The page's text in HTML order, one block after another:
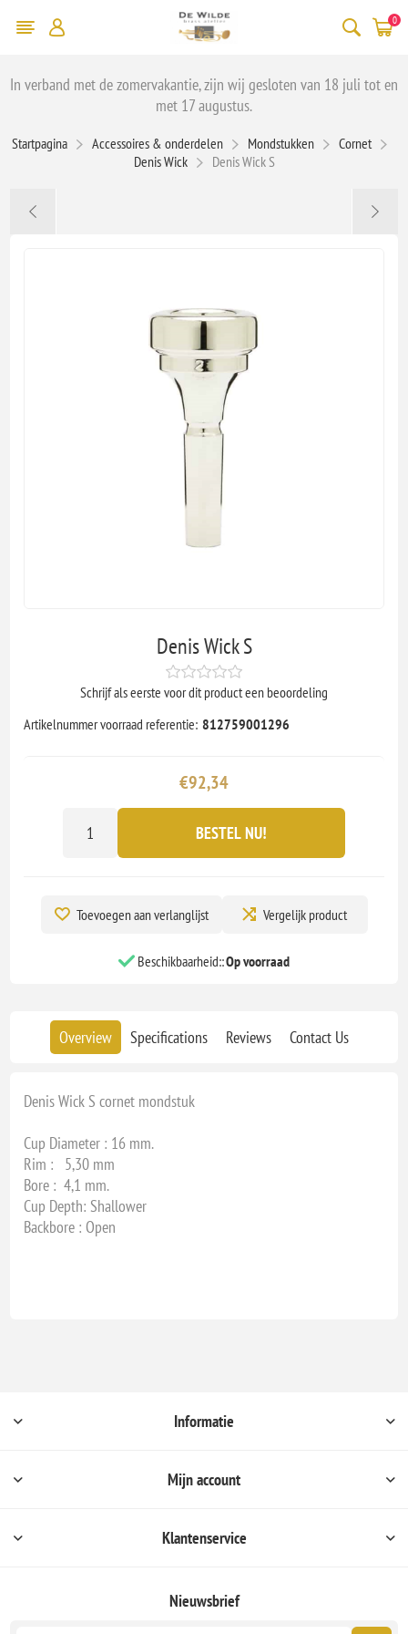
0
In verband met de zomervakantie, zijn wij gesloten van 18 juli tot en
met 17 augustus.
Startpagina Accessoires & onderdelen Mondstukken
Cornet
Denis Wick
Denis Wick S
Denis Wick S
Schrijf als eerste voor dit product een beoordeling
Artikelnummer voorraad referentie: 812759001296
€92,34
BESTEL NU!
Toevoegen aan verlanglijst Vergelijk product
Beschikbaarheid::Op voorraad
Overview Specifications Reviews Contact Us
Denis Wick S cornet mondstuk
Cup Diameter : 16 mm.
Rim : 5,30 mm
Bore : 4,1 mm.
Cup Depth: Shallower
Backbore : Open
Informatie
Mijn account
Klantenservice
Nieuwsbrief